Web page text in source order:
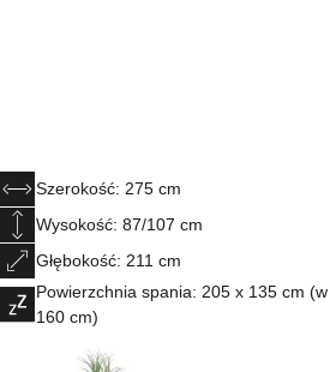
Szerokość: 275 cm
Wysokość: 87/107 cm
Głębokość: 211 cm
Powierzchnia spania: 205 x 135 cm
160 cm)